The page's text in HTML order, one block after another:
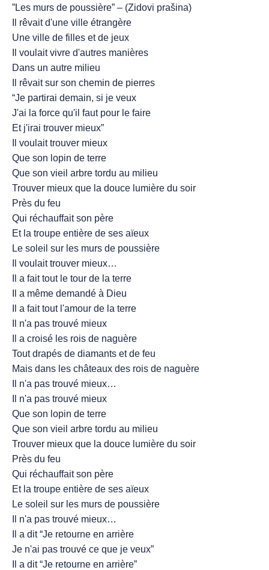
”Les murs de poussière” – (Zidovi prašina)
Il rêvait d'une ville étrangère
Une ville de filles et de jeux
Il voulait vivre d'autres manières
Dans un autre milieu
Il rêvait sur son chemin de pierres
“Je partirai demain, si je veux
J'ai la force qu'il faut pour le faire
Et j'irai trouver mieux”
Il voulait trouver mieux
Que son lopin de terre
Que son vieil arbre tordu au milieu
Trouver mieux que la douce lumière du soir
Près du feu
Qui réchauffait son père
Et la troupe entière de ses aïeux
Le soleil sur les murs de poussière
Il voulait trouver mieux…
Il a fait tout le tour de la terre
Il a même demandé à Dieu
Il a fait tout l'amour de la terre
Il n'a pas trouvé mieux
Il a croisé les rois de naguère
Tout drapés de diamants et de feu
Mais dans les châteaux des rois de naguère
Il n'a pas trouvé mieux…
Il n'a pas trouvé mieux
Que son lopin de terre
Que son vieil arbre tordu au milieu
Trouver mieux que la douce lumière du soir
Près du feu
Qui réchauffait son père
Et la troupe entière de ses aïeux
Le soleil sur les murs de poussière
Il n'a pas trouvé mieux…
Il a dit “Je retourne en arrière
Je n'ai pas trouvé ce que je veux”
Il a dit “Je retourne en arrière”